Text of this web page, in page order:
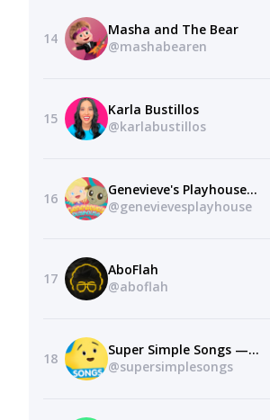
14
Masha and The Bear
@mashabearen
15
Karla Bustillos
@karlabustillos
16
Genevieve's Playhouse — Learning Videos for Kids
@genevievesplayhouse
17
AboFlah
@aboflah
18
Super Simple Songs — Kids Songs
@supersimplesongs